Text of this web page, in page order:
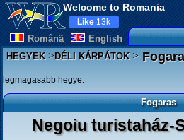
Welcome to Romania
Românã English
Like 13k
HEGYEK>DÉLI KÁRPÁTOK>
legmagasabb hegye.
Fogaras
Negoiu turistaház-